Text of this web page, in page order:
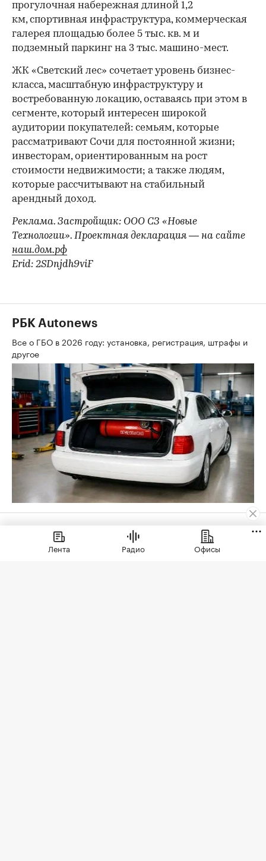
00:00
прогулочная набережная длиной 1,2
км, спортивная инфраструктура, коммерческая
галерея площадью более 5 тыс. кв. м и
подземный паркинг на 3 тыс. машино-мест.
ЖК «Светский лес» сочетает уровень бизнес-
класса, масштабную инфраструктуру и
востребованную локацию, оставаясь при этом в
сегменте, который интересен широкой
аудитории покупателей: семьям, которые
рассматривают Сочи для постоянной жизни;
инвесторам, ориентированным на рост
стоимости недвижимости; а также людям,
которые рассчитывают на стабильный
арендный доход.
Реклама. Застройщик: ООО СЗ «Новые
Технологии». Проектная декларация — на сайте
наш.дом.рф
Erid: 2SDnjdh9viF
РБК Autonews
Все о ГБО в 2026 году: установка, регистрация, штрафы и
другое
Новости компаний
Новости компаний
03 июл, 12:45
Лента Радио Офисы